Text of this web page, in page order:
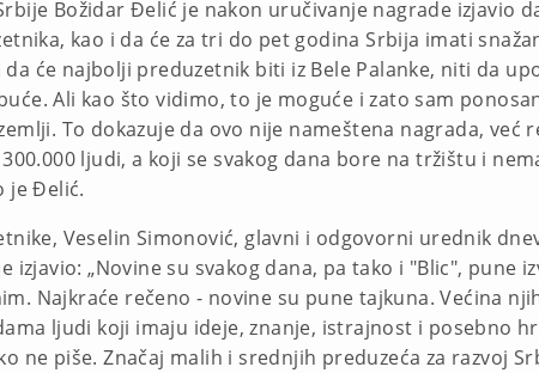
Božidar Đelić je nakon uručivanje nagrade izjavio
kao i da će za tri do pet godina Srbija imati
će najbolji preduzetnik biti iz Bele Palanke, niti da
Ali kao što vidimo, to je moguće i zato sam
To dokazuje da ovo nije nameštena nagrada, već
ljudi, a koji se svakog dana bore na tržištu i
je Đelić.
Veselin Simonović, glavni i odgovorni urednik
izjavio: „Novine su svakog dana, pa tako i "Blic",
Najkraće rečeno - novine su pune tajkuna. Većina
ljudi koji imaju ideje, znanje, istrajnost i posebno
ne piše. Značaj malih i srednjih preduzeća za razvoj